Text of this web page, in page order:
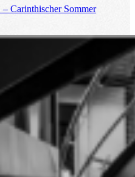
Carinthischer Sommer